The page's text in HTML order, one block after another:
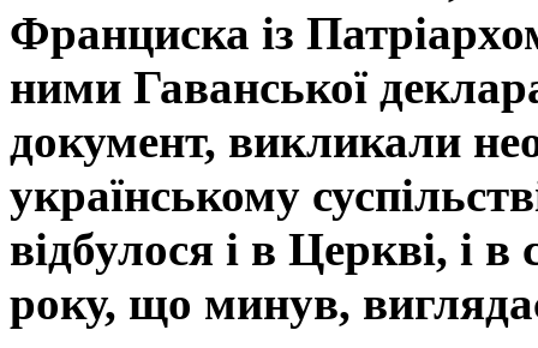
Франциска із
ними Гаванської
документ, викликали
українському
відбулося і в Церкві, і
року, що минув,